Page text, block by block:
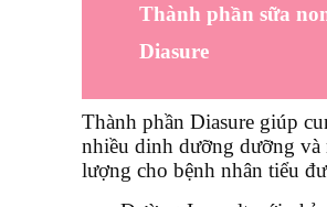
Thành phần sữa
Diasure
Thành phần Diasure giúp
nhiều dinh dưỡng dưỡng và
lượng cho bệnh nhân tiểu